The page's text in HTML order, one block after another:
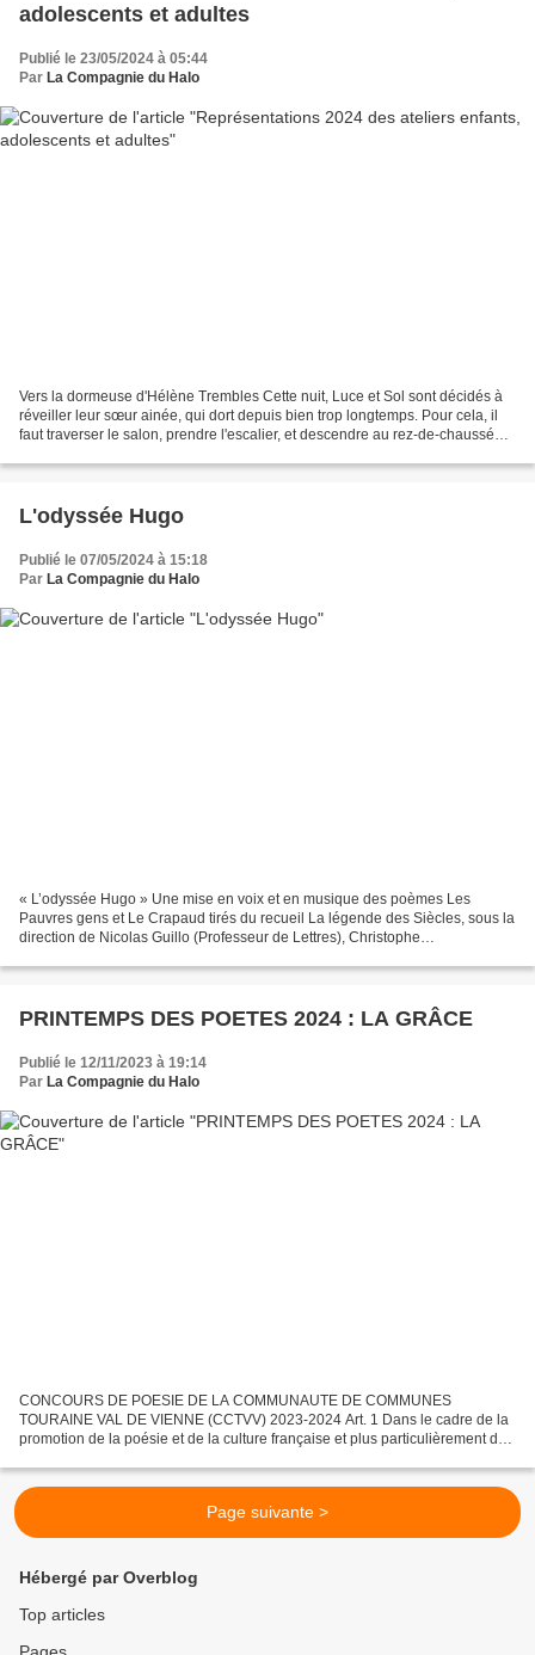
adolescents et adultes
Publié le 23/05/2024 à 05:44
Par La Compagnie du Halo
Vers la dormeuse d'Hélène Trembles Cette nuit, Luce et Sol sont décidés à
réveiller leur sœur ainée, qui dort depuis bien trop longtemps. Pour cela, il
faut traverser le salon, prendre l'escalier, et descendre au rez-de-chaussée.
L'odyssée Hugo
Publié le 07/05/2024 à 15:18
Par La Compagnie du Halo
« L’odyssée Hugo » Une mise en voix et en musique des poèmes Les
Pauvres gens et Le Crapaud tirés du recueil La légende des Siècles, sous la
direction de Nicolas Guillo (Professeur de Lettres), Christophe
PRINTEMPS DES POETES 2024 : LA GRÂCE
Publié le 12/11/2023 à 19:14
Par La Compagnie du Halo
CONCOURS DE POESIE DE LA COMMUNAUTE DE COMMUNES
TOURAINE VAL DE VIENNE (CCTVV) 2023-2024 Art. 1 Dans le cadre de la
promotion de la poésie et de la culture française et plus particulièrement du
Page suivante >
Hébergé par Overblog
Top articles